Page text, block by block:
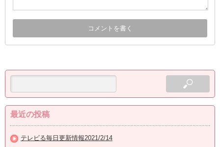
最近の投稿
テレビる毎日更新情報2021/2/14